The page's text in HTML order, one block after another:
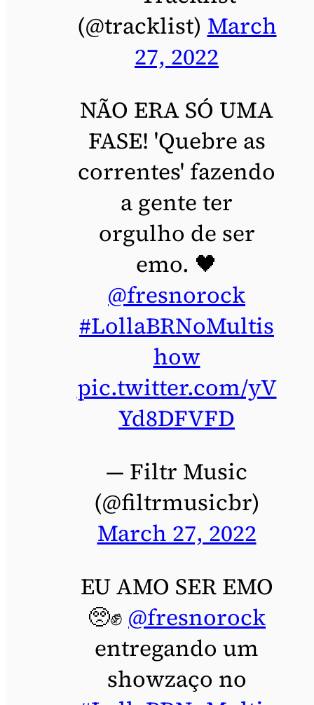
(@tracklist) March
27, 2022
NÃO ERA SÓ UMA
FASE! 'Quebre as
correntes' fazendo
a gente ter
orgulho de ser
emo. 🖤
@fresnorock
#LollaBRNoMultis
how
pic.twitter.com/yV
Yd8DFVFD
— Filtr Music
(@filtrmusicbr)
March 27, 2022
EU AMO SER EMO
🥺✊ @fresnorock
entregando um
showzaço no